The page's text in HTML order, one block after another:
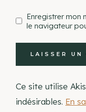
Enregistrer mon
le navigateur
Ce site utilise
indésirables. En